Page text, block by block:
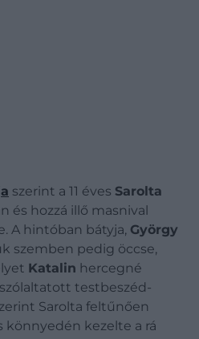
szerint a 11 éves Sarolta
és hozzá illő masnival
A hintóban bátyja, György
szemben pedig öccse,
Katalin hercegné
testbeszéd-
Sarolta feltűnően
kezelte a rá